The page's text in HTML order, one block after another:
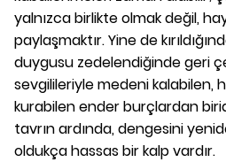
yalnızca birlikte olmak değil,
paylaşmaktır. Yine de
duygusu zedelendiğinde geri
sevgilileriyle medeni kalabilen,
kurabilen ender burçlardan
tavrın ardında, dengesini
oldukça hassas bir kalp vardır.